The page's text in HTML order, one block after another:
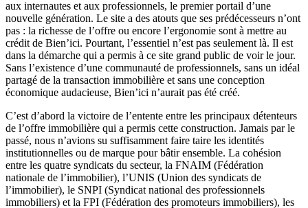
aux internautes et aux professionnels, le premier portail d’une
nouvelle génération. Le site a des atouts que ses prédécesseurs n’ont
pas : la richesse de l’offre ou encore l’ergonomie sont à mettre au
crédit de Bien’ici. Pourtant, l’essentiel n’est pas seulement là. Il est
dans la démarche qui a permis à ce site grand public de voir le jour.
Sans l’existence d’une communauté de professionnels, sans un idéal
partagé de la transaction immobilière et sans une conception
économique audacieuse, Bien’ici n’aurait pas été créé.
C’est d’abord la victoire de l’entente entre les principaux détenteurs
de l’offre immobilière qui a permis cette construction. Jamais par le
passé, nous n’avions su suffisamment faire taire les identités
institutionnelles ou de marque pour bâtir ensemble. La cohésion
entre les quatre syndicats du secteur, la FNAIM (Fédération
nationale de l’immobilier), l’UNIS (Union des syndicats de
l’immobilier), le SNPI (Syndicat national des professionnels
immobiliers) et la FPI (Fédération des promoteurs immobiliers), les